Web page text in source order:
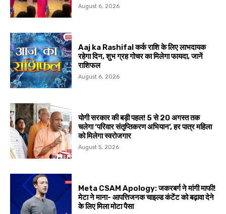
August 6, 2026
Aaj ka Rashifal कर्क राशि के लिए लाभदायक
रहेगा दिन, शुभ ग्रह गोचर का मिलेगा फायदा, जानें
राशिफल
August 6, 2026
योगी सरकार की बड़ी पहल! 5 से 20 अगस्त तक
चलेगा ‘परिवार संतृप्तिकरण अभियान’, हर पात्र महिला
को मिलेगा स्वरोजगार
August 5, 2026
Meta CSAM Apology: जकरबर्ग ने मांगी माफी!
मेटा ने माना- आपत्तिजनक चाइल्ड कंटेंट को बढ़ावा देने
के लिए मिला मोटा पैसा